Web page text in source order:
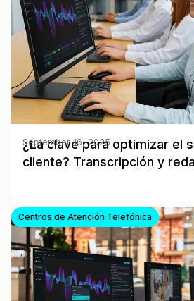
¿La clave para optimizar el
cliente? Transcripción y
September 16, 2025
Centros de Atención Telefónica